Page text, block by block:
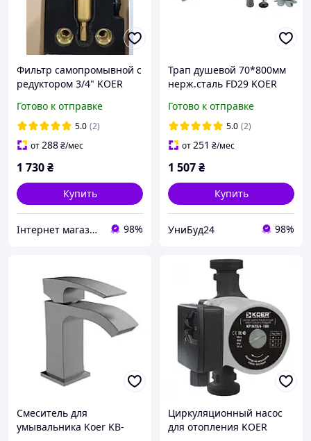
Фильтр самопромывной с
редуктором 3/4" KOER
Готово к отправке
5.0 (2)
от288₴/мес
1 730₴
Купить
Інтернет магазин WELCOME 98%
Трап душевой 70*800мм
нерж.сталь FD29 KOER
Готово к отправке
5.0 (2)
от251 ₴/мес
1 507₴
Купить
УниБуд24 98%
Смеситель для
умывальника Koer KB-
Циркуляционный насос
для отопления KOER